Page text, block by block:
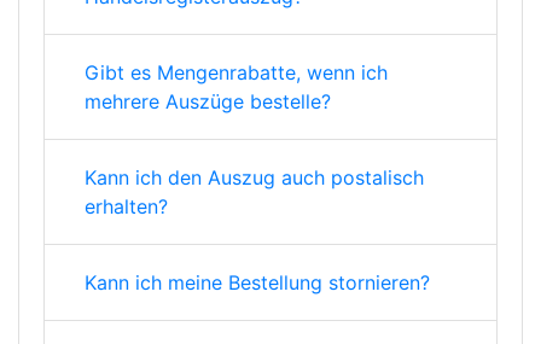
Gibt es Mengenrabatte, wenn ich
mehrere Auszüge bestelle?
Kann ich den Auszug auch postalisch
erhalten?
Kann ich meine Bestellung stornieren?